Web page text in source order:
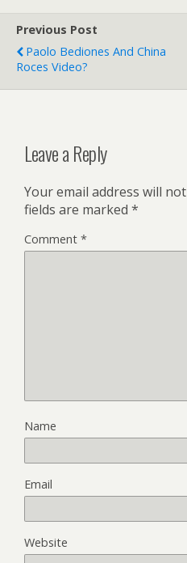
Previous Post
Paolo Bediones And China
Roces Video?
Leave a Reply
Your email address will
fields are marked *
Comment *
Name
Email
Website